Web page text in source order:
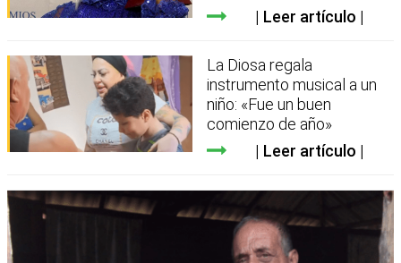
Leer artículo
La Diosa regala
instrumento musical a un
niño: «Fue un buen
comienzo de año»
Leer artículo